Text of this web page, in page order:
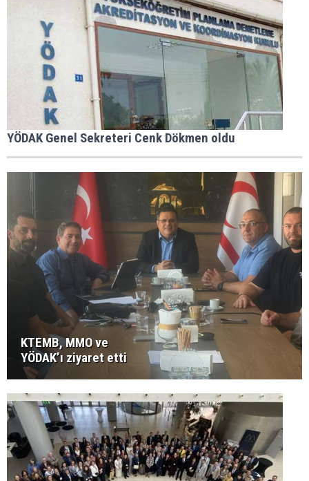
YÖDAK Genel Sekreteri Cenk Dökmen oldu
KTEMB, MMO ve
YÖDAK’ı ziyaret etti